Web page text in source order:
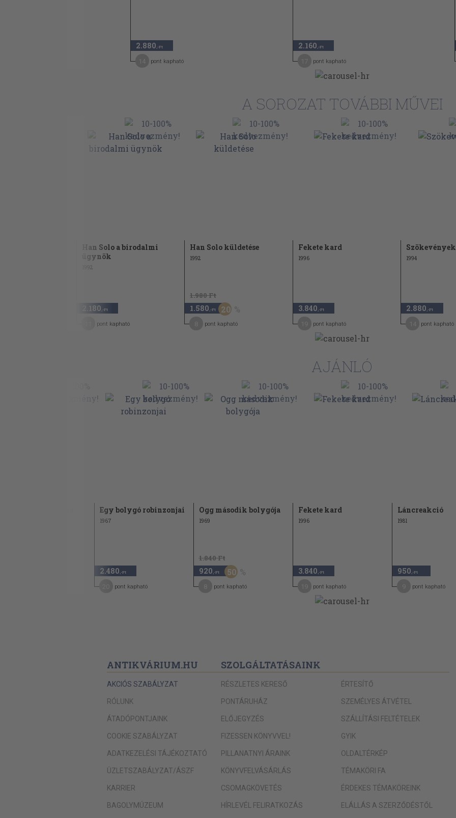
2.880 ,-Ft
pont kapható
2.160 ,-Ft
pont kapható
A SOROZAT TOVÁBBI MŰVEI
Han Solo a birodalmi
ügynök
1992
2.180 ,-Ft
pont kapható
Han Solo küldetése
1992
1.980 Ft
1.580 ,-Ft 20
pont kapható
Fekete kard
1996
3.840 ,-Ft
pont kapható
Szökevények
1994
2.880 ,-Ft
pont kapható
AJÁNLÓ
Egy bolygó robinzonjai
1967
2.480 ,-Ft
pont kapható
Ogg második bolygója
1969
1.840 Ft
920 ,-Ft 50
pont kapható
Fekete kard
1996
3.840 ,-Ft
pont kapható
Láncreakció
1981
950 ,-Ft
pont kapható
ANTIKVÁRIUM.HU
AKCIÓS SZABÁLYZAT
RÓLUNK
ÁTADÓPONTJAINK
COOKIE SZABÁLYZAT
ADATKEZELÉSI TÁJÉKOZTATÓ
ÜZLETSZABÁLYZAT/ÁSZF
KARRIER
BAGOLYMÚZEUM
SZOLGÁLTATÁSAINK
RÉSZLETES KERESŐ
PONTÁRUHÁZ
ELŐJEGYZÉS
FIZESSEN KÖNYVVEL!
PILLANATNYI ÁRAINK
KÖNYVFELVÁSÁRLÁS
CSOMAGKÖVETÉS
HÍRLEVÉL FELIRATKOZÁS
ÉRTESÍTŐ
SZEMÉLYES ÁTVÉTEL
SZÁLLÍTÁSI FELTÉTELEK
GYIK
OLDALTÉRKÉP
TÉMAKÖRI FA
ÉRDEKES TÉMAKÖREINK
ELÁLLÁS A SZERZŐDÉSTŐL